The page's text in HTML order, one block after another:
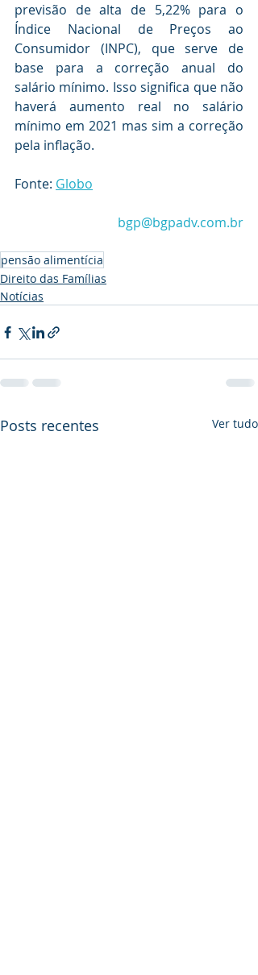
previsão de alta de 5,22% para o
Índice Nacional de Preços ao
Consumidor (INPC), que serve de
base para a correção anual do
salário mínimo. Isso significa que não
haverá aumento real no salário
mínimo em 2021 mas sim a correção
pela inflação.
Fonte: Globo
bgp@bgpadv.com.br
pensāo alimentícia
Direito das Famílias
Notícias
Posts recentes Ver tudo